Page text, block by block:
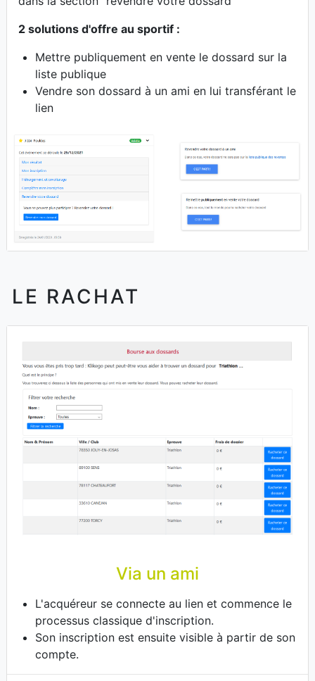
2 solutions d'offre au sportif :
Mettre publiquement en vente le dossard sur la
liste publique
Vendre son dossard à un ami en lui transférant le
lien
LE RACHAT
Via un ami
L'acquéreur se connecte au lien et commence le
processus classique d'inscription.
Son inscription est ensuite visible à partir de son
compte.